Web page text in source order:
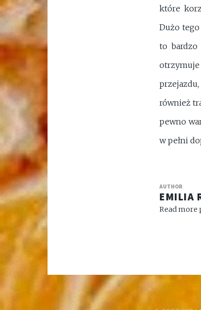
które
Dużo
to bardzo
również
pewno
w pełni
AUTHOR
EMILIA
Read more